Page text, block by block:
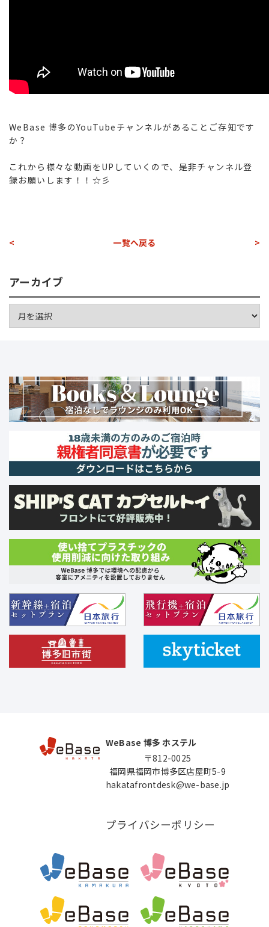
WeBase 博多のYouTubeチャンネルがあることご存知です
か？
これから様々な動画をUPしていくので、是非チャンネル登
録お願いします！！☆彡
一覧へ戻る
< >
アーカイブ
WeBase 博多 ホステル
〒812-0025
福岡県福岡市博多区店屋町5-9
hakatafrontdesk@we-base.jp
プライバシーポリシー